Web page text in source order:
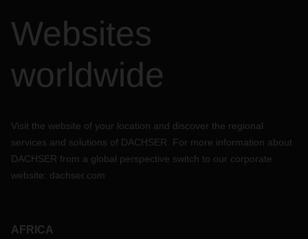
Websites
worldwide
Visit the website of your location and discover the regional
services and solutions of DACHSER. For more information about
DACHSER from a global perspective switch to our corporate
website: dachser.com
AFRICA